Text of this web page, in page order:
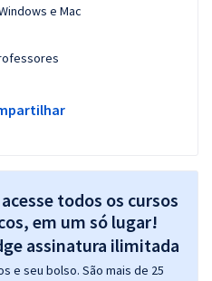
e Mac
todos os cursos
em um só lugar!
e seu bolso. São mais de 25